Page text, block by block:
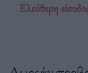
Ελεύθερη